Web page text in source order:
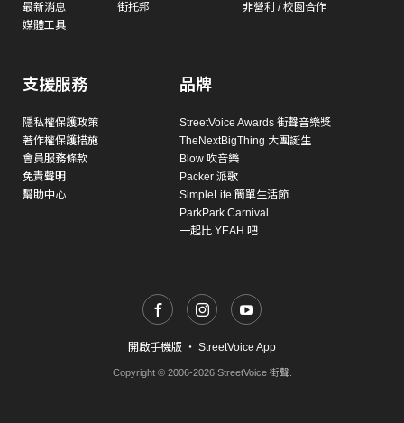
最新消息
媒體工具
街托邦
非營利 / 校園合作
支援服務
隱私權保護政策
著作權保護措施
會員服務條款
免責聲明
幫助中心
品牌
StreetVoice Awards 街聲音樂獎
TheNextBigThing 大團誕生
Blow 吹音樂
Packer 派歌
SimpleLife 簡單生活節
ParkPark Carnival
一起比 YEAH 吧
開啟手機版 ・ StreetVoice App
Copyright © 2006-2026 StreetVoice 街聲.